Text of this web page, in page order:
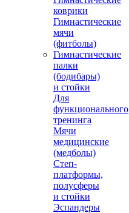
коврики
Гимнастические
мячи
(фитболы)
Гимнастические
палки
(бодибары)
и стойки
Для
функционального
тренинга
Мячи
медицинские
(медболы)
Степ-
платформы,
полусферы
и стойки
Эспандеры